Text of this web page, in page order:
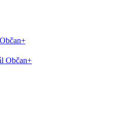
Občan+